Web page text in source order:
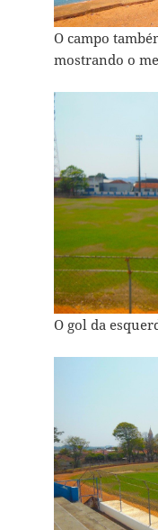
O campo
mostrando o
O gol da